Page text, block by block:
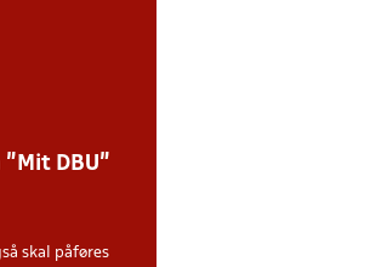
DBU”
skal påføres